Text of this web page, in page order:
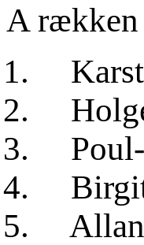
A rækken
Holger
Poul-
Birgit
Allan